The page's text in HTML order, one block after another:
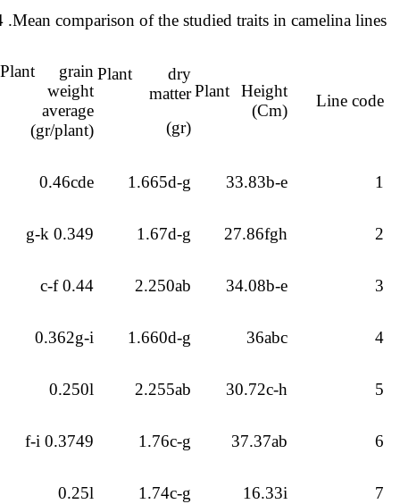
.Mean comparison of the studied traits in camelina lines
Line code
Plant Height
(Cm)
Plant dry
matter
(gr)
Plant grain
weight
average
(gr/plant)
1
33.83b-e
1.665d-g
0.46cde
2
27.86fgh
1.67d-g
0.349 g-k
3
34.08b-e
2.250ab
0.44 c-f
4
36abc
1.660d-g
0.362g-i
5
30.72c-h
2.255ab
0.250l
6
37.37ab
1.76c-g
0.3749 f-i
7
16.33i
1.74c-g
0.25l